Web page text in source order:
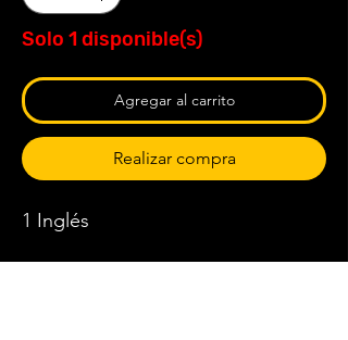
Solo 1 disponible(s)
Agregar al carrito
Realizar compra
1 Inglés